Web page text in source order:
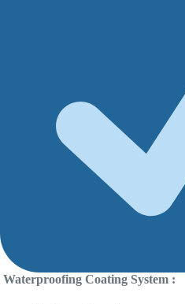
Waterproofing Coating System :